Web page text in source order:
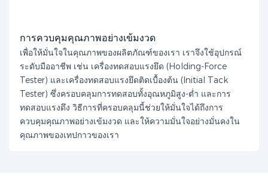
การควบคุมคุณภาพอย่างเข้มงวด
เพื่อให้มั่นใจในคุณภาพของผลิตภัณฑ์ของเรา เราจึงใช้อุปกรณ์
ระดับมืออาชีพ เช่น เครื่องทดสอบแรงยึด (Holding-Force
Tester) และเครื่องทดสอบแรงยึดติดเบื้องต้น (Initial Tack
Tester) ซึ่งครอบคลุมการทดสอบทั้งอุณหภูมิสูง-ต่ำ และการ
ทดสอบแรงดึง วิธีการที่ครอบคลุมนี้ช่วยให้มั่นใจได้ถึงการ
ควบคุมคุณภาพอย่างเข้มงวด และให้ความมั่นใจอย่างมั่นคงใน
คุณภาพของเทปกาวของเรา